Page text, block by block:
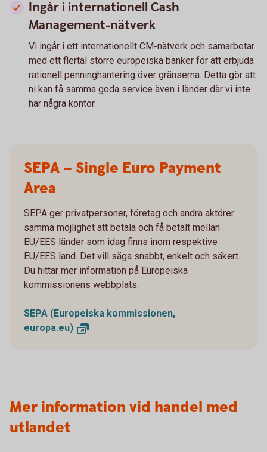
Ingår i internationell Cash
Management-nätverk
Vi ingår i ett internationellt CM-nätverk och samarbetar
med ett flertal större europeiska banker för att erbjuda
rationell penninghantering över gränserna. Detta gör att
ni kan få samma goda service även i länder där vi inte
har några kontor.
SEPA – Single Euro Payment
Area
SEPA ger privatpersoner, företag och andra aktörer
samma möjlighet att betala och få betalt mellan
EU/EES länder som idag finns inom respektive
EU/EES land. Det vill säga snabbt, enkelt och säkert.
Du hittar mer information på Europeiska
kommissionens webbplats.
SEPA (Europeiska kommissionen,
europa.eu)
Mer information vid handel med
utlandet